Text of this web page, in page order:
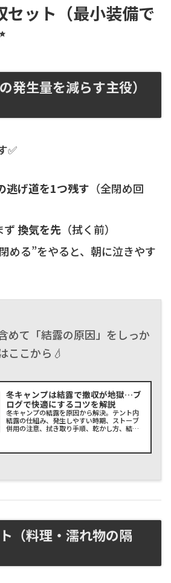
セット（最小装備で
発生量を減らす主役）
✅
逃げ道を1つ残す （全閉め回
ず 換気を先（拭く前）
める”をやると、朝に泣きやす
めて「結露の原因」をしっか
ここから💧
冬キャンプは結露で撤収が地獄…ブ
ログで快適にするコツを解説
冬キャンプの結露を原因から解決。テント内
結露の仕組み、発生しやすい時期、ストーブ
併用の注意、拭き取り手順、乾かし方、結露
ピングにも効くコツをまとめました。撤収が
（料理・濡れ物の隔